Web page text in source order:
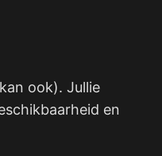
ook). Jullie
en